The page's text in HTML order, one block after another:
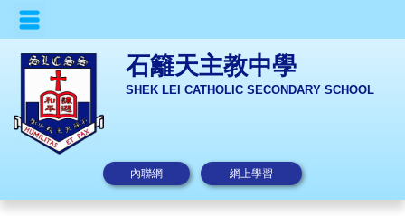
石籬天主教中學
SHEK LEI CATHOLIC SECONDARY SCHOOL
內聯網 網上學習